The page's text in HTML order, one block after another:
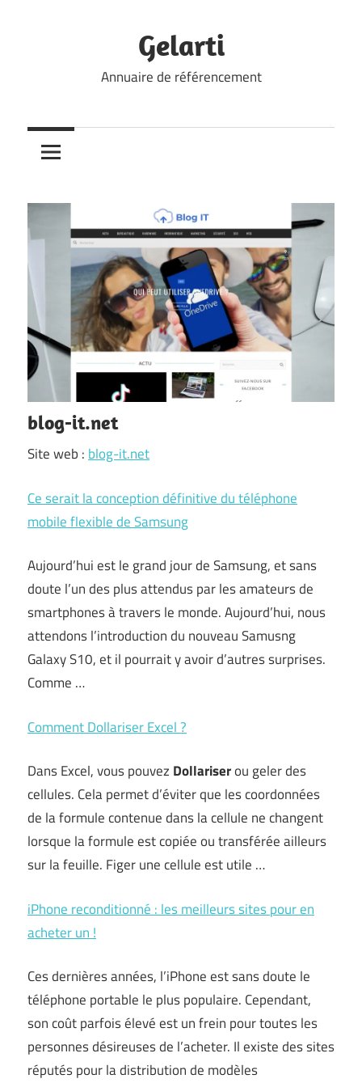
Gelarti
Annuaire de référencement
blog-it.net
Site web : blog-it.net
Ce serait la conception définitive du téléphone
mobile flexible de Samsung
Aujourd’hui est le grand jour de Samsung, et sans
doute l’un des plus attendus par les amateurs de
smartphones à travers le monde. Aujourd’hui, nous
attendons l’introduction du nouveau Samusng
Galaxy S10, et il pourrait y avoir d’autres surprises.
Comme …
Comment Dollariser Excel ?
Dans Excel, vous pouvez Dollariserou geler des
cellules. Cela permet d’éviter que les coordonnées
de la formule contenue dans la cellule ne changent
lorsque la formule est copiée ou transférée ailleurs
sur la feuille. Figer une cellule est utile …
iPhone reconditionné : les meilleurs sites pour en
acheter un !
Ces dernières années, l’iPhone est sans doute le
téléphone portable le plus populaire. Cependant,
son coût parfois élevé est un frein pour toutes les
personnes désireuses de l’acheter. Il existe des sites
réputés pour la distribution de modèles